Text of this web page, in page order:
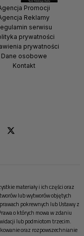
Promocji
Reklamy
serwisu
prywatności
prywatności
Dane osobowe
Kontakt
materiały i ich części oraz
lub wytworów objętych
pokrewnych lub Ustawy z
o których mowa w zdaniu
lub podmiotom trzecim.
oraz rozpowszechnianie